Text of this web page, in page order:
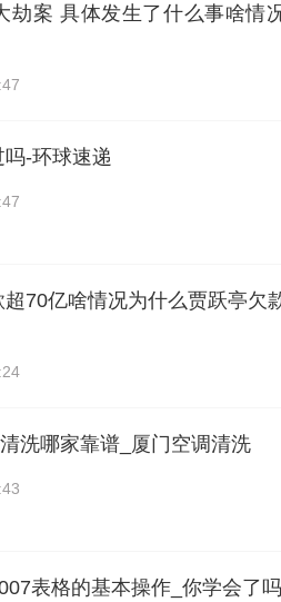
劫案 具体发生了什么事啥情
-环球速递
70亿啥情况为什么贾跃亭欠
洗哪家靠谱_厦门空调清洗
表格的基本操作_你学会了吗